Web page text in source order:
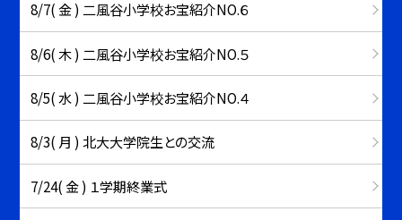
8/7( 金 ) 二風谷小学校お宝紹介NO.６
8/6( 木 ) 二風谷小学校お宝紹介NO.５
8/5( 水 ) 二風谷小学校お宝紹介NO.４
8/3( 月 ) 北大大学院生との交流
7/24( 金 ) １学期終業式